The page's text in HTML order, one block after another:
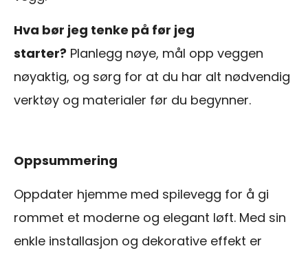
Hva bør jeg tenke på før jeg
starter? Planlegg nøye, mål opp veggen
nøyaktig, og sørg for at du har alt nødvendig
verktøy og materialer før du begynner.
Oppsummering
Oppdater hjemme med spilevegg for å gi
rommet et moderne og elegant løft. Med sin
enkle installasjon og dekorative effekt er